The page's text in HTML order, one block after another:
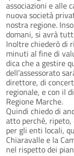
associazioni e alle
nuova società
nostra regione.
domani, si avrà
Inoltre chiederò di
minuti al fine di
dica che a gestire
dell’assessorato
direttore, di
regionale, e con il
Regione Marche.
Quindi chiedo di
atto perché,
per gli enti locali,
Chiaravalle e la
nel rispetto dei